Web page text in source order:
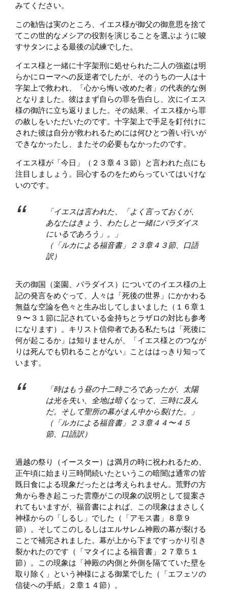
みてください。
この勧告は実のところ、イエス様が御父の御意思を捨て
てこの世的なメシアの役割を演じることを選ぶように唆
すサタンによる最後の試練でした。
イエス様と一緒に十字架刑に処せられた二人の強盗は明
らかにローマへの反逆者でしたが、そのうちの一人は十
字架上で救われ、「心から悔い改めた者」の代表的な例
となりました。彼はまず自らの罪を告白し、次にイエス
様の御許に立ち返りました。その結果、イエス様から罪
の赦しをいただいたのです。十字架上で手足を釘付けに
された彼は自分が救われるためには何ひとつ善い行いが
できなかったし、またその必要もなかったのです。
イエス様が「今日」（２３章４３節）と言われた点にも
注目しましょう。回心するのをためらっていてはいけな
いのです。
「イエスは言われた、「よく言っておくが、
あなたはきょう、わたしと一緒にパラダイス
にいるであろう」。」
（「ルカによる福音書」２３章４３節、口語
訳）
天の御国（楽園、パラダイス）についてのイエス様の上
記の発言をめぐって、人々は「死後の世界」にかかわる
無益な空論を色々と生み出してしまいました（１６章１
９〜３１節に記されている金持ちとラザロの対比も参考
になります）。キリスト信仰者である私たちは「死後に
何が起こるか」は知りませんが、「イエス様とのつなが
りは死んでも切れることがない」ことははっきり知って
います。
「時はもう昼の十二時ごろであったが、太陽
は光を失い、全地は暗くなって、三時に及ん
だ。そして聖所の幕がまん中から裂けた。」
（「ルカによる福音書」２３章４４〜４５
節、口語訳）
過越の祭り（イースター）は満月の時に祝われるため、
正午頃に始まり三時間続いたというこの暗闇は通常の皆
既日食による現象だったとは考えられません。荒野の方
角から巻き起こった雲塵がこの現象の説明として提案さ
れてもいますが、福音書によれば、この現象はまさしく
神様からの「しるし」でした（「アモス書」８章９
節）。そしてこのしるしはエルサレム神殿の幕が裂ける
ことで補完されました。幕が上から下まですっかり引き
裂かれたのです（「マタイによる福音書」２７章５１
節）。この現象は「神殿の内側と外側を隔てていた壁を
取り除く」という神様による御業でした（「エフェソの
信徒への手紙」２章１４節）。